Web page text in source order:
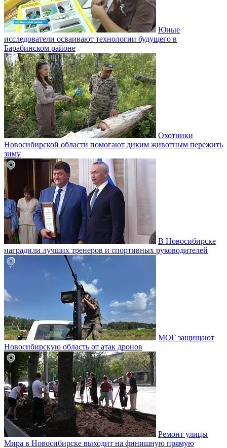
Юные
исследователи осваивают технологии будущего в
Барабинском районе
Охотники
Новосибирской области помогают диким животным пережить
зиму
В Новосибирске
наградили лучших тренеров и спортивных руководителей
МОГ защищают
Новосибирскую область от атак дронов
Ремонт улицы
Мира в Новосибирске выходит на финишную прямую